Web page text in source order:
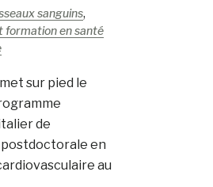
sanguins,
formation en santé
sur pied le
de
en
au